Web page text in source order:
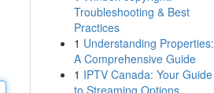
Troubleshooting & Best
Practices
1 Understanding Properties:
A Comprehensive Guide
1 IPTV Canada: Your Guide
to Streaming Options